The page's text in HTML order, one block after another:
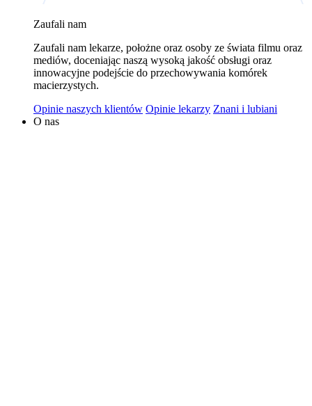
siedzibą w Warszawie. Niezależnymi administratorami
danych mogą być także nasi partnerzy. Informacje na
temat wykorzystywanych plików cookies i przetwarzania
znajduje się wPolityce Prywatności.
Zaufali nam
Zaufali nam lekarze, położne oraz osoby ze świata filmu oraz
mediów, doceniając naszą wysoką jakość obsługi oraz
innowacyjne podejście do przechowywania komórek
macierzystych.
Opinie naszych klientów Opinie lekarzy Znani i lubiani
O nas